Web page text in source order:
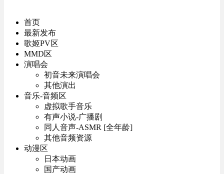
首页
最新发布
歌姬PV区
MMD区
演唱会
初音未来演唱会
其他演出
音乐-音频区
虚拟歌手音乐
有声小说-广播剧
同人音声-ASMR [全年龄]
其他音频资源
动漫区
日本动画
国产动画